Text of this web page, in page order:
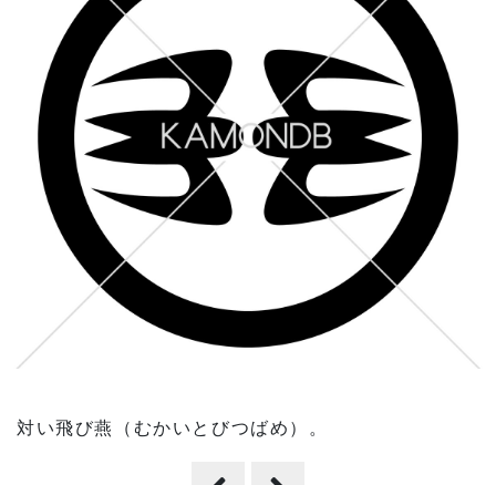
対い飛び燕（むかいとびつばめ）。